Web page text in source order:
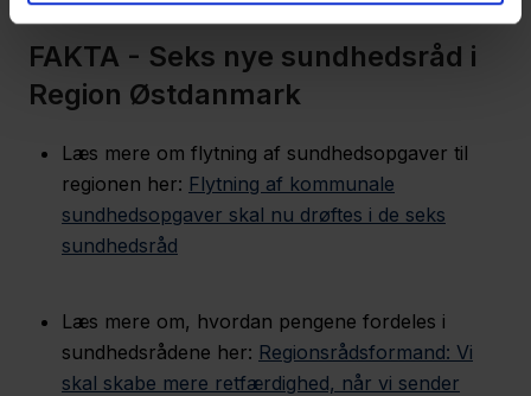
FAKTA - Seks nye sundhedsråd i
Region Østdanmark
Læs mere om flytning af sundhedsopgaver til
regionen her: Flytning af kommunale
sundhedsopgaver skal nu drøftes i de seks
sundhedsråd
Læs mere om, hvordan pengene fordeles i
sundhedsrådene her: Regionsrådsformand: Vi
skal skabe mere retfærdighed, når vi sender